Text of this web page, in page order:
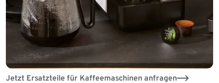
Jetzt Ersatzteile für Kaffeemaschinen anfragen